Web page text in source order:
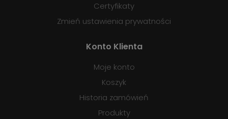
Certyfikaty
Zmień ustawienia prywatności
Konto Klienta
Moje konto
Koszyk
Historia zamówień
Produkty